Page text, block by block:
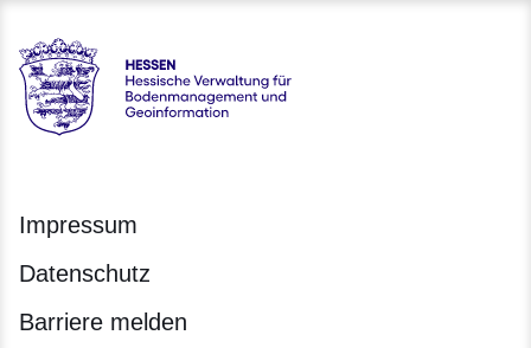
Hessen - Hessische Verwaltung für Bodenmanagement und
Impressum
Datenschutz
Barriere melden